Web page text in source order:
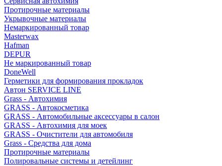
Протирочные материалы
Укрывочные материалы
Немаркированный товар
Masterwax
Hafman
DEPUR
Не маркированный товар
DoneWell
Герметики для формирования прокладок
Автон SERVICE LINE
Grass - Автохимия
GRASS - Автокосметика
GRASS - Автомобильные аксессуары в салон
GRASS - Автохимия для моек
GRASS - Очистители для автомобиля
Grass - Средства для дома
Протирочные материалы
Полировальные системы и детейлинг